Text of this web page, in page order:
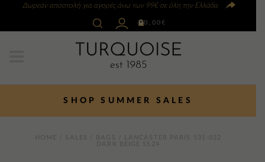
Δωρεάν αποστολή για αγορές άνω των 99€ σε όλη την Ελλάδα
00,00€
SHOP SUMMER SALES